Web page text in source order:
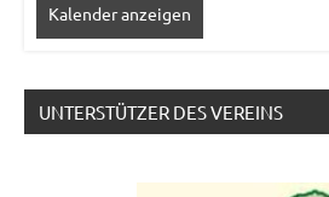
Kalender anzeigen
UNTERSTÜTZER DES VEREINS